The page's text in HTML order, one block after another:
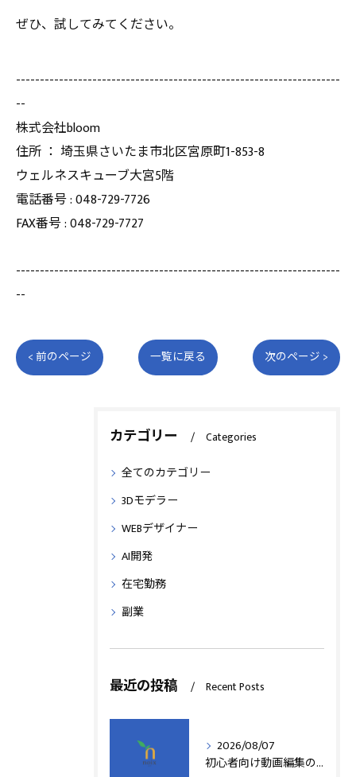
ぜひ、試してみてください。
--------------------------------------------------------------------
--
株式会社bloom
住所 ： 埼玉県さいたま市北区宮原町1-853-8
ウェルネスキューブ大宮5階
電話番号 : 048-729-7726
FAX番号 : 048-729-7727
--------------------------------------------------------------------
--
< 前のページ 一覧に戻る 次のページ >
カテゴリー Categories
全てのカテゴリー
3Dモデラー
WEBデザイナー
AI開発
在宅勤務
副業
最近の投稿 Recent Posts
2026/08/07
初心者向け動画編集の簡単テクニック